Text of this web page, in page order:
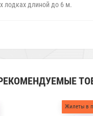
лодках длиной до 6 м.